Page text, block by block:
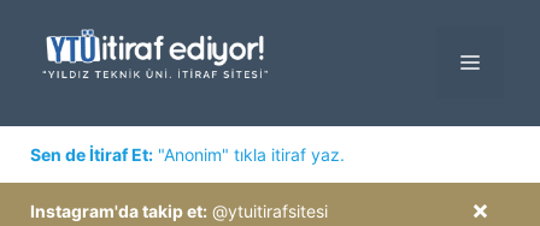
MENÜ
Sen de İtiraf Et: "Anonim" tıkla itiraf yaz.
×
Instagram'da takip et: @ytuitirafsitesi